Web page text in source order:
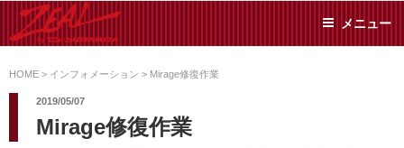
ン
ツ
ス
SUMIYAMA
た日常メンテから各種チ
ューニングまで、車に関
リーでお任せください!
メニュー
HOME > インフォメーション > Mirage修復作業
2019/05/07
Mirage修復作業